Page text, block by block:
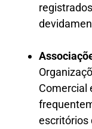
Comercial
escritórios